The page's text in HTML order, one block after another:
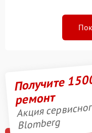
Получите
ремонт
Акция
Blomberg